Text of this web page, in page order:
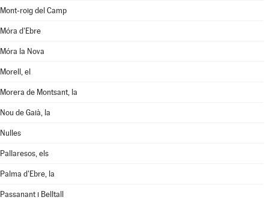
Mont-roig del Camp
Móra d'Ebre
Móra la Nova
Morell, el
Morera de Montsant, la
Nou de Gaià, la
Nulles
Pallaresos, els
Palma d'Ebre, la
Passanant i Belltall